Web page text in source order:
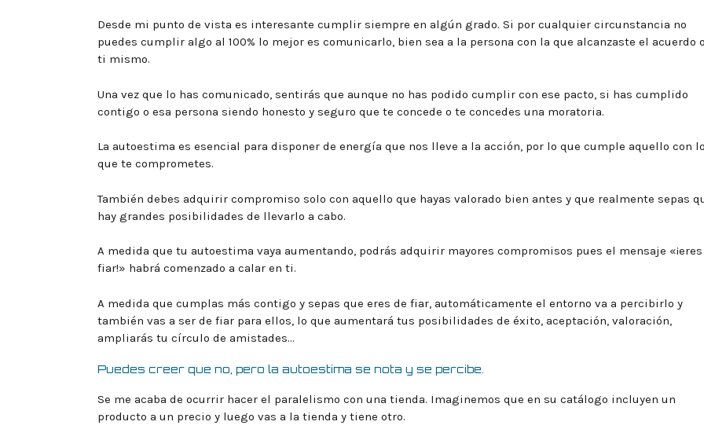
Desde mi punto de vista es interesante cumplir siempre en algún grado. Si por cualquier circunstancia no
puedes cumplir algo al 100% lo mejor es comunicarlo, bien sea a la persona con la que alcanzaste el acuerdo
ti mismo.
Una vez que lo has comunicado, sentirás que aunque no has podido cumplir con ese pacto, si has cumplido
contigo o esa persona siendo honesto y seguro que te concede o te concedes una moratoria.
La autoestima es esencial para disponer de energía que nos lleve a la acción, por lo que cumple aquello con lo
que te comprometes.
También debes adquirir compromiso solo con aquello que hayas valorado bien antes y que realmente sepas
hay grandes posibilidades de llevarlo a cabo.
A medida que tu autoestima vaya aumentando, podrás adquirir mayores compromisos pues el mensaje «¡eres
fiar!» habrá comenzado a calar en ti.
A medida que cumplas más contigo y sepas que eres de fiar, automáticamente el entorno va a percibirlo y
también vas a ser de fiar para ellos, lo que aumentará tus posibilidades de éxito, aceptación, valoración,
ampliarás tu círculo de amistades…
Puedes creer que no, pero la autoestima se nota y se percibe.
Se me acaba de ocurrir hacer el paralelismo con una tienda. Imaginemos que en su catálogo incluyen un
producto a un precio y luego vas a la tienda y tiene otro.